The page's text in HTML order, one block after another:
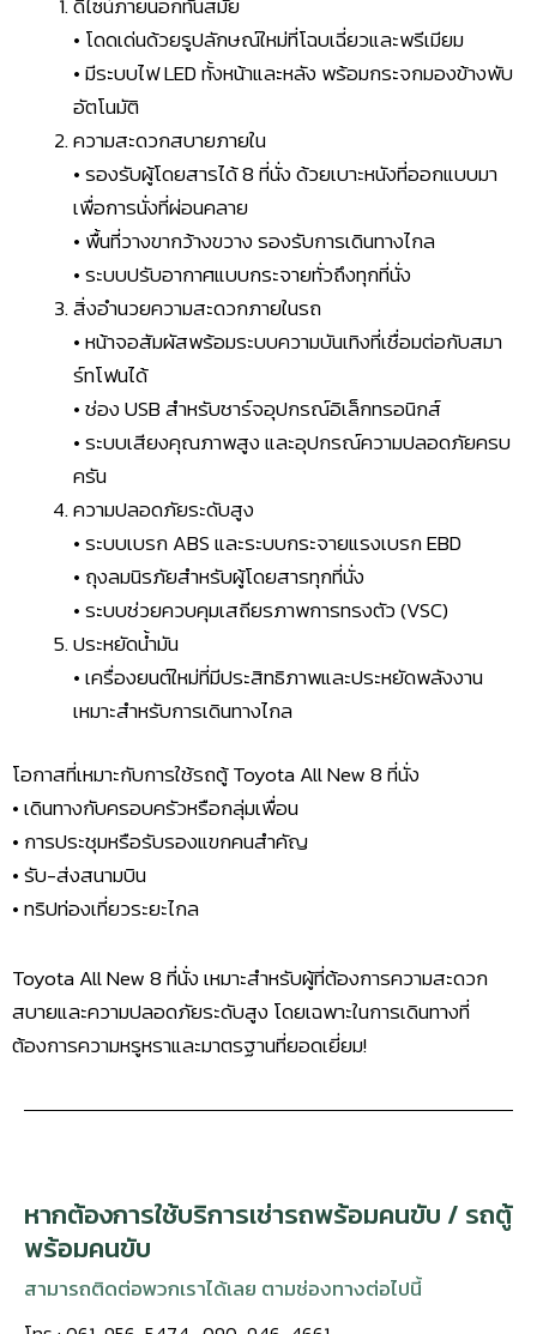
• โดดเด่นด้วยรูปลักษณ์ใหม่ที่โฉบเฉี่ยวและพรีเมียม
• มีระบบไฟ LED ทั้งหน้าและหลัง พร้อมกระจกมองข้างพับ
อัตโนมัติ
ความสะดวกสบายภายใน
• รองรับผู้โดยสารได้ 8 ที่นั่ง ด้วยเบาะหนังที่ออกแบบมา
เพื่อการนั่งที่ผ่อนคลาย
• พื้นที่วางขากว้างขวาง รองรับการเดินทางไกล
• ระบบปรับอากาศแบบกระจายทั่วถึงทุกที่นั่ง
สิ่งอำนวยความสะดวกภายในรถ
• หน้าจอสัมผัสพร้อมระบบความบันเทิงที่เชื่อมต่อกับสมา
ร์ทโฟนได้
• ช่อง USB สำหรับชาร์จอุปกรณ์อิเล็กทรอนิกส์
• ระบบเสียงคุณภาพสูง และอุปกรณ์ความปลอดภัยครบ
ครัน
ความปลอดภัยระดับสูง
• ระบบเบรก ABS และระบบกระจายแรงเบรก EBD
• ถุงลมนิรภัยสำหรับผู้โดยสารทุกที่นั่ง
• ระบบช่วยควบคุมเสถียรภาพการทรงตัว (VSC)
ประหยัดน้ำมัน
• เครื่องยนต์ใหม่ที่มีประสิทธิภาพและประหยัดพลังงาน
เหมาะสำหรับการเดินทางไกล
โอกาสที่เหมาะกับการใช้รถตู้ Toyota All New 8 ที่นั่ง
• เดินทางกับครอบครัวหรือกลุ่มเพื่อน
• การประชุมหรือรับรองแขกคนสำคัญ
• รับ-ส่งสนามบิน
• ทริปท่องเที่ยวระยะไกล
Toyota All New 8 ที่นั่ง เหมาะสำหรับผู้ที่ต้องการความสะดวก
สบายและความปลอดภัยระดับสูง โดยเฉพาะในการเดินทางที่
ต้องการความหรูหราและมาตรฐานที่ยอดเยี่ยม!
หากต้องการใช้บริการเช่ารถพร้อมคนขับ / รถตู้
พร้อมคนขับ
สามารถติดต่อพวกเราได้เลย ตามช่องทางต่อไปนี้